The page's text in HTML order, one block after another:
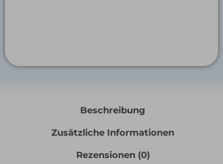
Beschreibung
Zusätzliche Informationen
Rezensionen (0)